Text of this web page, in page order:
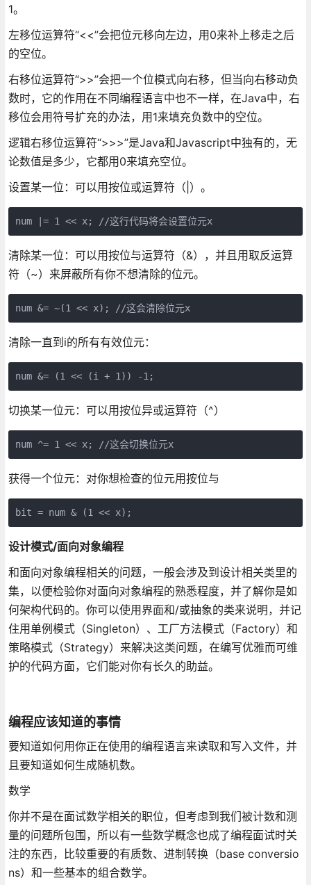
1。
左移位运算符“<<”会把位元移向左边，用0来补上移走之后
的空位。
右移位运算符“>>”会把一个位模式向右移，但当向右移动负
数时，它的作用在不同编程语言中也不一样，在Java中，右
移位会用符号扩充的办法，用1来填充负数中的空位。
逻辑右移位运算符“>>>”是Java和Javascript中独有的，无
论数值是多少，它都用0来填充空位。
设置某一位：可以用按位或运算符（|）。
num |= 1 << x; //这行代码将会设置位元x
清除某一位：可以用按位与运算符（&），并且用取反运算
符（~）来屏蔽所有你不想清除的位元。
num &= ~(1 << x); //这会清除位元x
清除一直到i的所有有效位元：
num &= (1 << (i + 1)) -1;
切换某一位元：可以用按位异或运算符（^）
num ^= 1 << x; //这会切换位元x
获得一个位元：对你想检查的位元用按位与
bit = num & (1 << x);
设计模式/面向对象编程
和面向对象编程相关的问题，一般会涉及到设计相关类里的
集，以便检验你对面向对象编程的熟悉程度，并了解你是如
何架构代码的。你可以使用界面和/或抽象的类来说明，并记
住用单例模式（Singleton）、工厂方法模式（Factory）和
策略模式（Strategy）来解决这类问题，在编写优雅而可维
护的代码方面，它们能对你有长久的助益。
编程应该知道的事情
要知道如何用你正在使用的编程语言来读取和写入文件，并
且要知道如何生成随机数。
数学
你并不是在面试数学相关的职位，但考虑到我们被计数和测
量的问题所包围，所以有一些数学概念也成了编程面试时关
注的东西，比较重要的有质数、进制转换（base conversio
ns）和一些基本的组合数学。